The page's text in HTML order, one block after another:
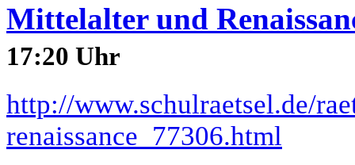
Mittelalter und
17:20 Uhr
http://www.schulraetsel.de/
renaissance_77306.html